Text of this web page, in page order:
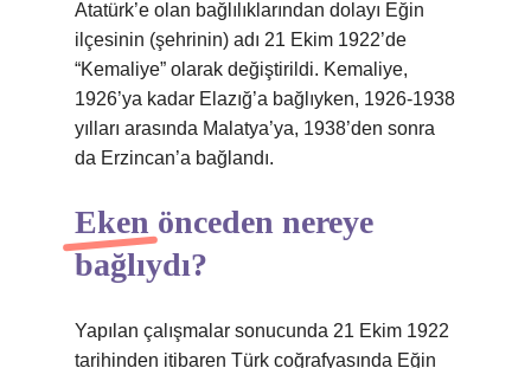
Atatürk’e olan bağlılıklarından dolayı Eğin
ilçesinin (şehrinin) adı 21 Ekim 1922’de
“Kemaliye” olarak değiştirildi. Kemaliye,
1926’ya kadar Elazığ’a bağlıyken, 1926-1938
yılları arasında Malatya’ya, 1938’den sonra
da Erzincan’a bağlandı.
Eken önceden nereye
bağlıydı?
Yapılan çalışmalar sonucunda 21 Ekim 1922
tarihinden itibaren Türk coğrafyasında Eğin